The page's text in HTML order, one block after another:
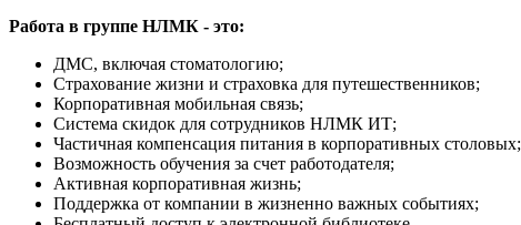
Работа в группе НЛМК - это:
ДМС, включая стоматологию;
Страхование жизни и страховка для путешественников;
Корпоративная мобильная связь;
Система скидок для сотрудников НЛМК ИТ;
Частичная компенсация питания в корпоративных столовых;
Возможность обучения за счет работодателя;
Активная корпоративная жизнь;
Поддержка от компании в жизненно важных событиях;